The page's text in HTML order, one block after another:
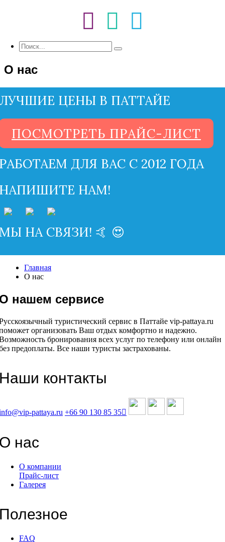
О нас
ЦЕНЫ В ПАТТАЙЕ
ПОСМОТРЕТЬ ПРАЙС-ЛИСТ
ДЛЯ ВАС С 2012 ГОДА
НАМ!
НА СВЯЗИ! 🤙 😍
Главная
О нас
нашем сервисе
туристический сервис в Паттайе vip-pattaya.ru
организовать Ваш отдых комфортно и надежно.
бронирования всех услуг по телефону или онлайн
предоплаты. Все наши туристы застрахованы.
контакты
pattaya.ru +66 90 130 85 35
нас
О компании
Прайс-лист
Галерея
FAQ